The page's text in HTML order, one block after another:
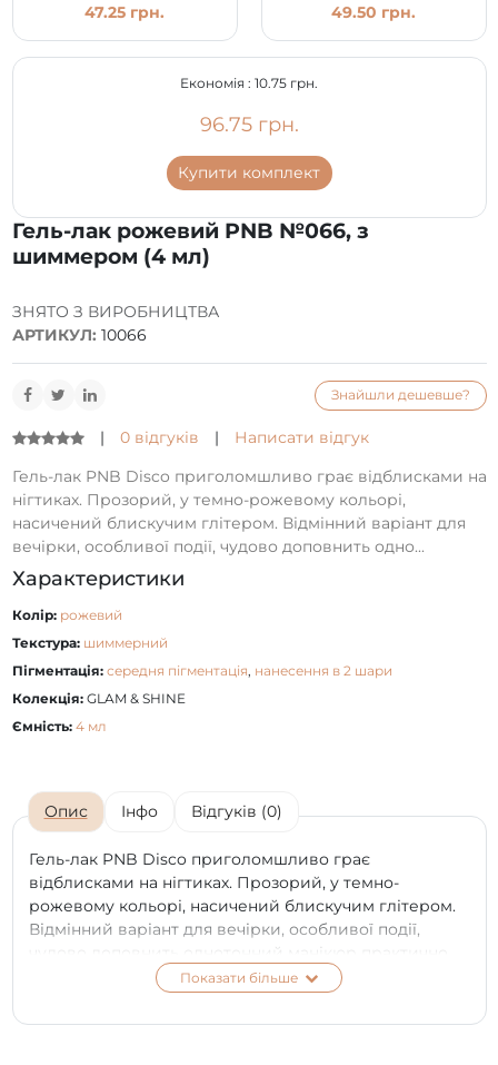
Гель-лак рожевий PNB №066, з
шиммером (4 мл)
| 0 відгуків |
Написати відгук
Гель-лак PNB Disco приголомшливо грає відблисками на
нігтиках. Прозорий, у темно-рожевому кольорі,
насичений блискучим глітером. Відмінний варіант для
вечірки, особливої події, чудово доповнить одно...
Характеристики
Колір: рожевий
Текстура: шиммерний
Пігментація: середня пігментація, нанесення в 2 шари
Колекція:GLAM & SHINE
Ємність: 4 мл
ЗНЯТО З ВИРОБНИЦТВА
АРТИКУЛ: 10066
Знайшли дешевше?
47.25 грн. 49.50 грн.
Економія : 10.75 грн.
96.75 грн.
Купити комплект
Опис Інфо Відгуків (0)
Гель-лак PNB Disco приголомшливо грає
відблисками на нігтиках. Прозорий, у темно-
рожевому кольорі, насичений блискучим глітером.
Відмінний варіант для вечірки, особливої події,
чудово доповнить однотонний манікюр практично
будь-якого кольору.Показати більше